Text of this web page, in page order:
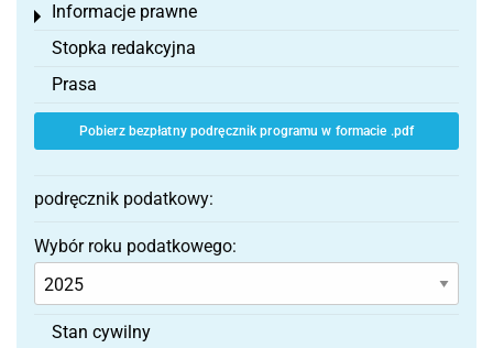
Informacje prawne
Toggle menu
Stopka redakcyjna
Prasa
Pobierz bezpłatny podręcznik programu w formacie .pdf
podręcznik podatkowy:
Wybór roku podatkowego:
Stan cywilny